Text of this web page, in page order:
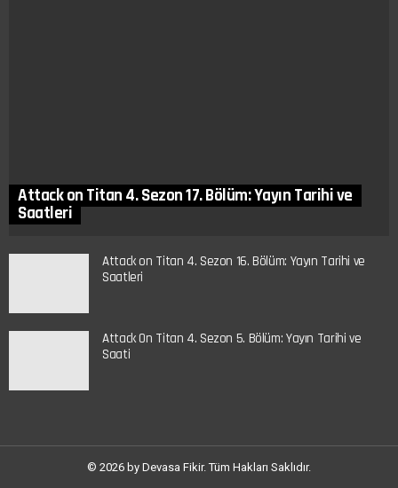
Attack on Titan 4. Sezon 17. Bölüm: Yayın Tarihi ve
Saatleri
Attack on Titan 4. Sezon 16. Bölüm: Yayın Tarihi ve
Saatleri
Attack On Titan 4. Sezon 5. Bölüm: Yayın Tarihi ve
Saati
© 2026 by Devasa Fikir. Tüm Hakları Saklıdır.